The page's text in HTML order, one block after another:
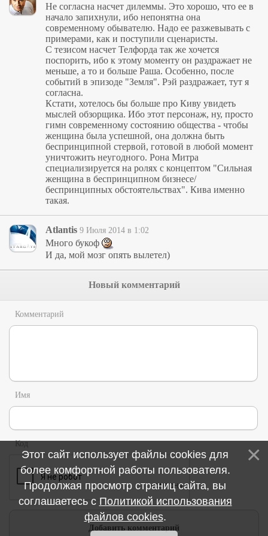
Не согласна насчет дилеммы. Это хорошо, что ее в
начало запихнули, ибо непонятна она
современному обывателю. Надо ее разжевывать с
примерами, как и поступили сценаристы.
С тезисом насчет Телфорда так же хочется
поспорить, ибо к этому моменту он раздражает не
меньше, а то и больше Раша. Особенно, после
событий в эпизоде "Земля". Рэй раздражает, тут я
согласна.
Кстати, хотелось бы больше про Киву увидеть
мыслей обзорщика. Ибо этот персонаж, ну, просто
гимн современному состоянию общества - чтобы
женщина была успешной, она должна быть
беспринципной стервой, готовой в любой момент
уничтожить неугодного. Рона Митра
специализируется на ролях с концептом "Сильная
женщина в беспринципном бизнесе/
беспринципных обстоятельствах". Кива именно
такая.
Atlantis 9 Июля 2014 в 1:02
Много букоф
И да, мой мозг опять вылетел)
Новый комментарий
Комментарий
Имя
Код
Этот сайт использует файлы cookies для
более комфортной работы пользователя.
Продолжая просмотр страниц сайта, вы
соглашаетесь с Политикой использования
файлов cookies.